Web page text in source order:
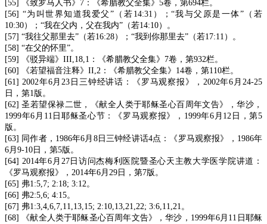
[55] 《致罗马人书》7：《希腊教父全集》5卷，第694栏。
[56] “为叫世界知道我爱父”（若14:31）；“我与父原是一体”（若
10:30）；“我在父内，父在我内”（若14:10）。
[57] “我往父那里去”（若16:28）；“我到你那里去”（若17:11）。
[58] “在父的怀里”。
[59] 《驳异端》III,18,1：《希腊教父全集》7卷，第932栏。
[60] 《若望福音注释》II,2：《希腊教父全集》14卷，第110栏。
[61] 2002年6月23日三钟经讲话：《罗马观察报》，2002年6月24-25
日，第1版。
[62] 圣若望保禄二世，《献全人类于耶稣圣心百周年文告》，华沙，
1999年6月11日耶稣圣心节：《罗马观察报》，1999年6月12日，第5
版。
[63] 同作者，1986年6月8日三钟经讲话4点：《罗马观察报》，1986年
6月9-10日，第5版。
[64] 2014年6月27日访问杰梅利医院暨圣心天主教大学医学院讲道：
《罗马观察报》，2014年6月29日，第7版。
[65] 弗1:5,7; 2:18; 3:12。
[66] 弗2:5,6; 4:15。
[67] 弗1:3,4,6,7,11,13,15; 2:10,13,21,22; 3:6,11,21。
[68] 《献全人类于耶稣圣心百周年文告》，华沙，1999年6月11日耶稣